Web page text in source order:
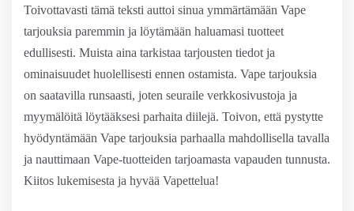
Toivottavasti tämä teksti auttoi sinua ymmärtämään Vape
tarjouksia paremmin ja löytämään haluamasi tuotteet
edullisesti. Muista aina tarkistaa tarjousten tiedot ja
ominaisuudet huolellisesti ennen ostamista. Vape tarjouksia
on saatavilla runsaasti, joten seuraile verkkosivustoja ja
myymälöitä löytääksesi parhaita diilejä. Toivon, että pystytte
hyödyntämään Vape tarjouksia parhaalla mahdollisella tavalla
ja nauttimaan Vape-tuotteiden tarjoamasta vapauden tunnusta.
Kiitos lukemisesta ja hyvää Vapettelua!